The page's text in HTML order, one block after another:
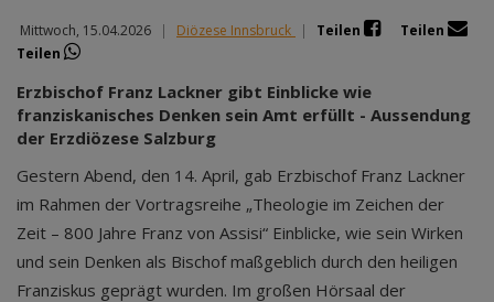
Mittwoch, 15.04.2026 | Diözese Innsbruck | Teilen
Teilen
Teilen
Erzbischof Franz Lackner gibt Einblicke wie
franziskanisches Denken sein Amt erfüllt - Aussendung
der Erzdiözese Salzburg
Gestern Abend, den 14. April, gab Erzbischof Franz Lackner
im Rahmen der Vortragsreihe „Theologie im Zeichen der
Zeit – 800 Jahre Franz von Assisi“ Einblicke, wie sein Wirken
und sein Denken als Bischof maßgeblich durch den heiligen
Franziskus geprägt wurden. Im großen Hörsaal der